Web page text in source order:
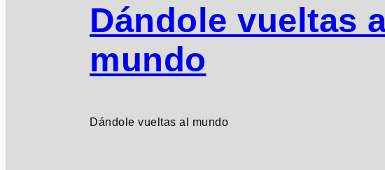
Dándole vueltas
mundo
Dándole vueltas al mundo